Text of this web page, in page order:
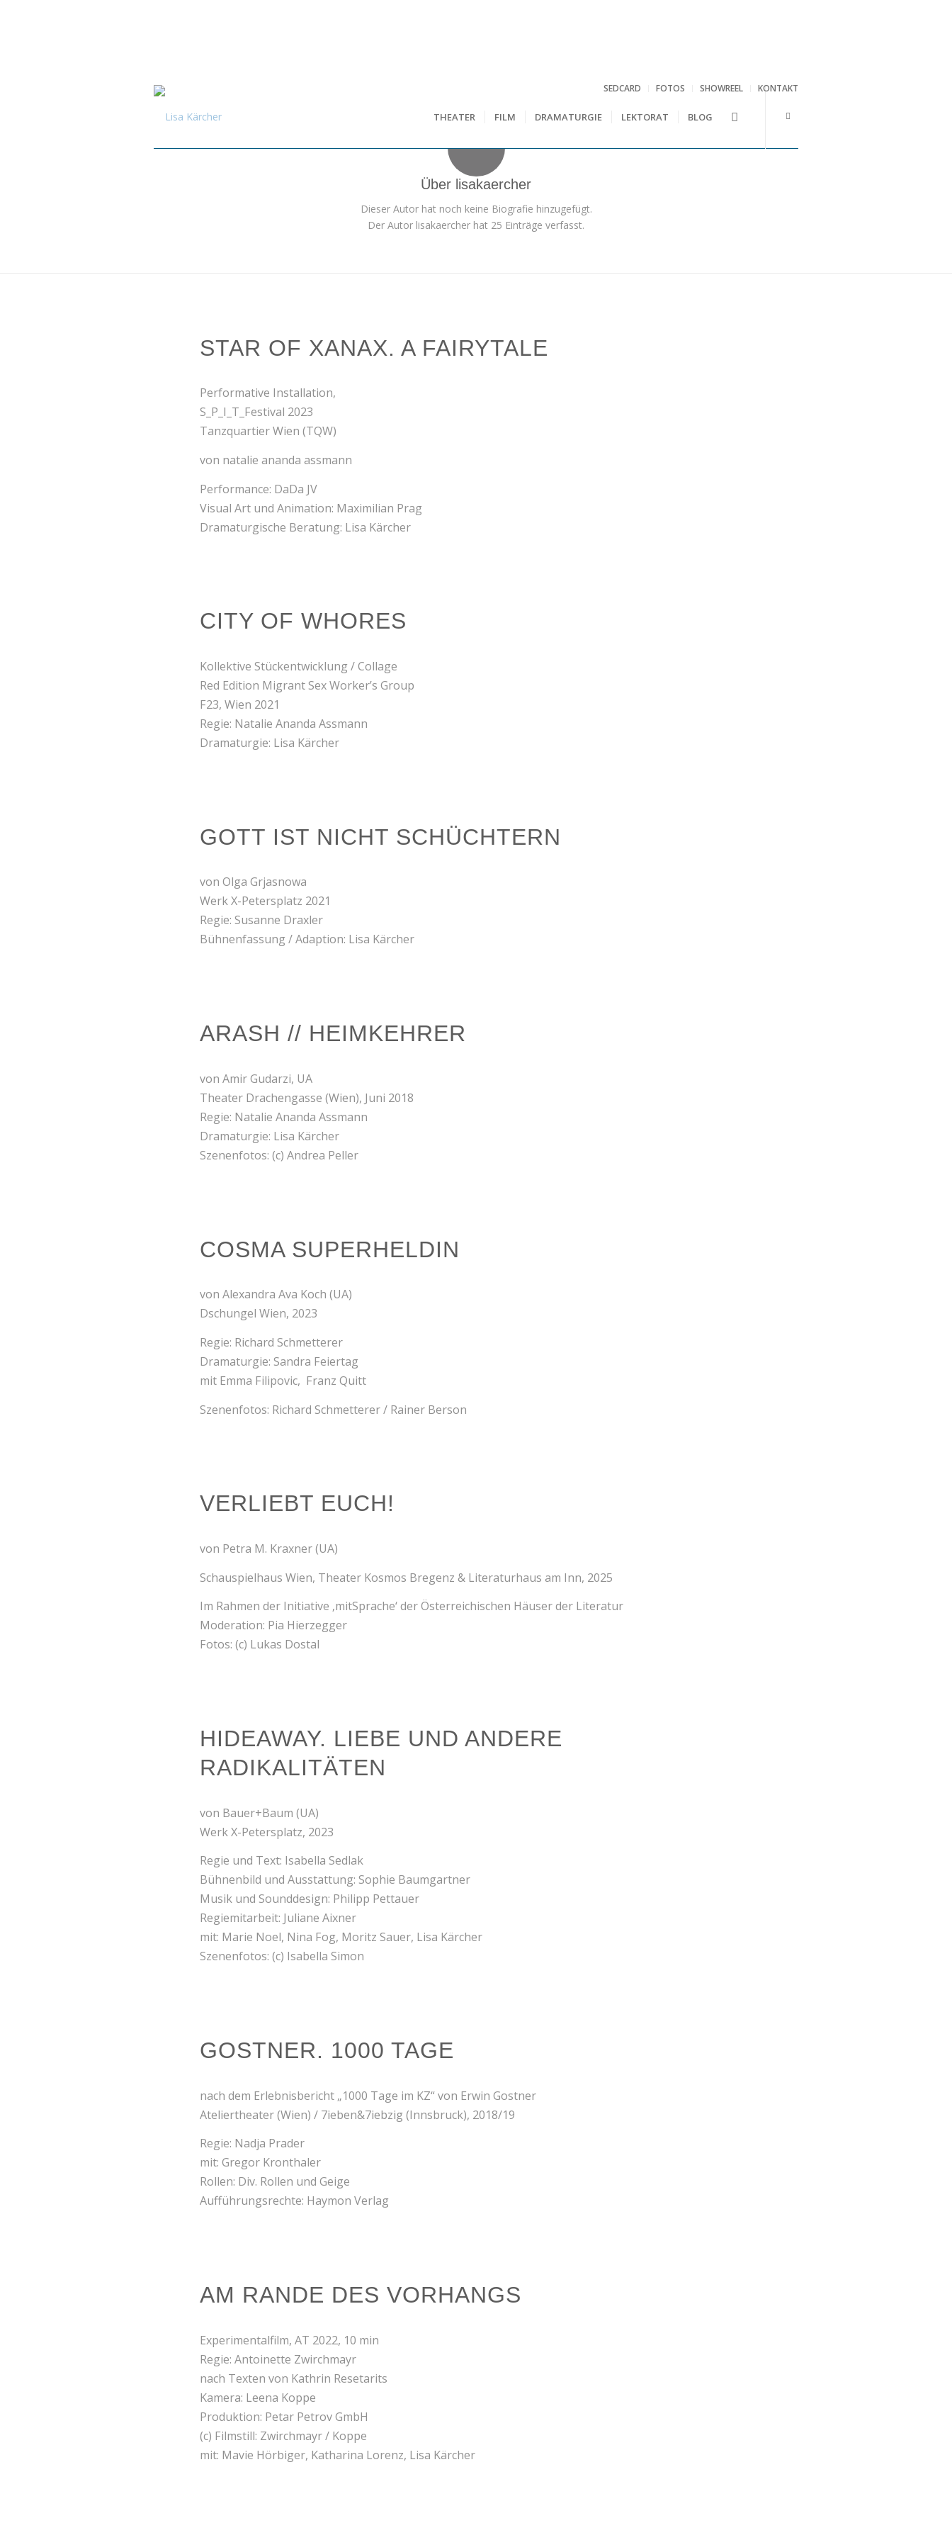
SEDCARD FOTOS SHOWREEL KONTAKT
THEATER FILM DRAMATURGIE LEKTORAT BLOG
Über lisakaercher
Dieser Autor hat noch keine Biografie hinzugefügt.
Der Autor lisakaercher hat 25 Einträge verfasst.
STAR OF XANAX. A FAIRYTALE
Performative Installation,
S_P_I_T_Festival 2023
Tanzquartier Wien (TQW)
von natalie ananda assmann
Performance: DaDa JV
Visual Art und Animation: Maximilian Prag
Dramaturgische Beratung: Lisa Kärcher
CITY OF WHORES
Kollektive Stückentwicklung / Collage
Red Edition Migrant Sex Worker’s Group
F23, Wien 2021
Regie: Natalie Ananda Assmann
Dramaturgie: Lisa Kärcher
GOTT IST NICHT SCHÜCHTERN
von Olga Grjasnowa
Werk X-Petersplatz 2021
Regie: Susanne Draxler
Bühnenfassung / Adaption: Lisa Kärcher
ARASH // HEIMKEHRER
von Amir Gudarzi, UA
Theater Drachengasse (Wien), Juni 2018
Regie: Natalie Ananda Assmann
Dramaturgie: Lisa Kärcher
Szenenfotos: (c) Andrea Peller
COSMA SUPERHELDIN
von Alexandra Ava Koch (UA)
Dschungel Wien, 2023
Regie: Richard Schmetterer
Dramaturgie: Sandra Feiertag
mit Emma Filipovic, Franz Quitt
Szenenfotos: Richard Schmetterer / Rainer Berson
VERLIEBT EUCH!
von Petra M. Kraxner (UA)
Schauspielhaus Wien, Theater Kosmos Bregenz & Literaturhaus am Inn, 2025
Im Rahmen der Initiative ‚mitSprache‘ der Österreichischen Häuser der Literatur
Moderation: Pia Hierzegger
Fotos: (c) Lukas Dostal
HIDEAWAY. LIEBE UND ANDERE
RADIKALITÄTEN
von Bauer+Baum (UA)
Werk X-Petersplatz, 2023
Regie und Text: Isabella Sedlak
Bühnenbild und Ausstattung: Sophie Baumgartner
Musik und Sounddesign: Philipp Pettauer
Regiemitarbeit: Juliane Aixner
mit: Marie Noel, Nina Fog, Moritz Sauer, Lisa Kärcher
Szenenfotos: (c) Isabella Simon
GOSTNER. 1000 TAGE
nach dem Erlebnisbericht „1000 Tage im KZ“ von Erwin Gostner
Ateliertheater (Wien) / 7ieben&7iebzig (Innsbruck), 2018/19
Regie: Nadja Prader
mit: Gregor Kronthaler
Rollen: Div. Rollen und Geige
Aufführungsrechte: Haymon Verlag
AM RANDE DES VORHANGS
Experimentalfilm, AT 2022, 10 min
Regie: Antoinette Zwirchmayr
nach Texten von Kathrin Resetarits
Kamera: Leena Koppe
Produktion: Petar Petrov GmbH
(c) Filmstill: Zwirchmayr / Koppe
mit: Mavie Hörbiger, Katharina Lorenz, Lisa Kärcher